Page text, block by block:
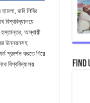
জবি শিবির
হস্তান্তর, অস্থায়ী
উন্নয়নসহ
প্রদর্শন করতে গিয়ে
বিশ্ববিদ্যালয়
Find